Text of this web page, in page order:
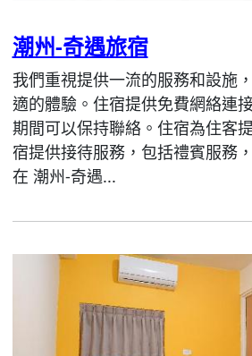
潮州-奇遇旅宿
我們重視提供一流的服務和設施
適的體驗。住宿提供免費網絡連
期間可以保持聯絡。住宿為住客
宿提供接待服務，包括禮賓服務
在 潮州-奇遇...